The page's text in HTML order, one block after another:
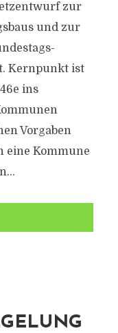
zur
und zur
Kernpunkt ist
ins
Vorgaben
eine Kommune